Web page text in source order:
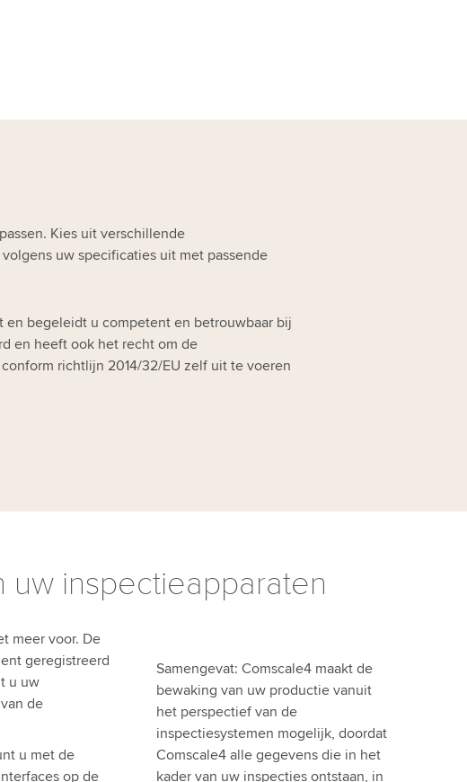
Kies uit verschillende
uw specificaties uit met passende
en begeleidt u competent en betrouwbaar bij
en heeft ook het recht om de
richtlijn 2014/32/EU zelf uit te voeren
inspectieapparaten
meer voor. De
geregistreerd
u uw
de
u met de
op de
Samengevat: Comscale4 maakt de
bewaking van uw productie vanuit
het perspectief van de
inspectiesystemen mogelijk, doordat
Comscale4 alle gegevens die in het
kader van uw inspecties ontstaan, in